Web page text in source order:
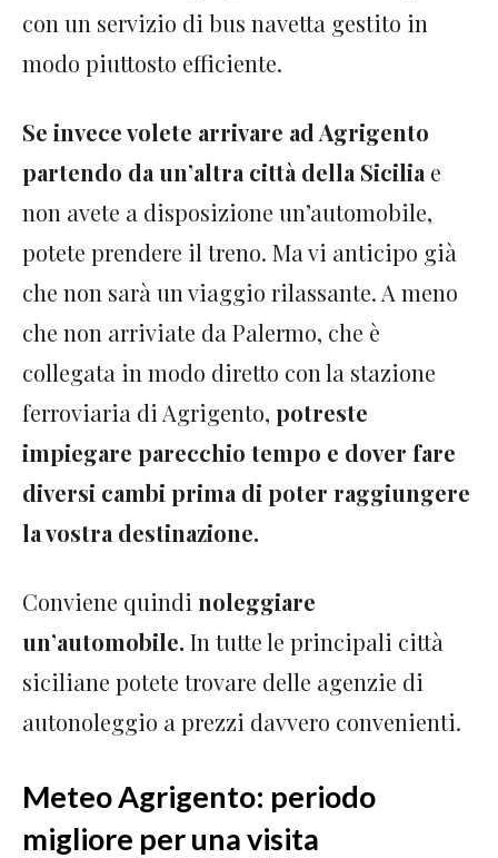
con un servizio di bus navetta gestito in
modo piuttosto efficiente.
Se invece volete arrivare ad Agrigento
partendo da un’altra città della Sicilia e
non avete a disposizione un’automobile,
potete prendere il treno. Ma vi anticipo già
che non sarà un viaggio rilassante. A meno
che non arriviate da Palermo, che è
collegata in modo diretto con la stazione
ferroviaria di Agrigento, potreste
impiegare parecchio tempo e dover fare
diversi cambi prima di poter raggiungere
la vostra destinazione.
Conviene quindi noleggiare
un’automobile. In tutte le principali città
siciliane potete trovare delle agenzie di
autonoleggio a prezzi davvero convenienti.
Meteo Agrigento: periodo
migliore per una visita